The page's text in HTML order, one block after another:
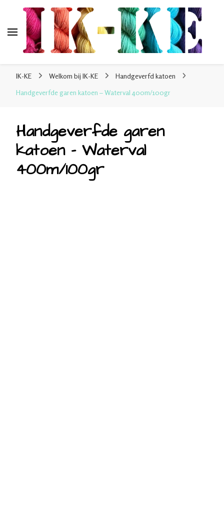
sokkenwol
IK-KE Welkom bij IK-KE
Handgeverfd katoen
Handgeverfde garen katoen – Waterval 400m/100gr
Handgeverfde garen
katoen – Waterval
400m/100gr